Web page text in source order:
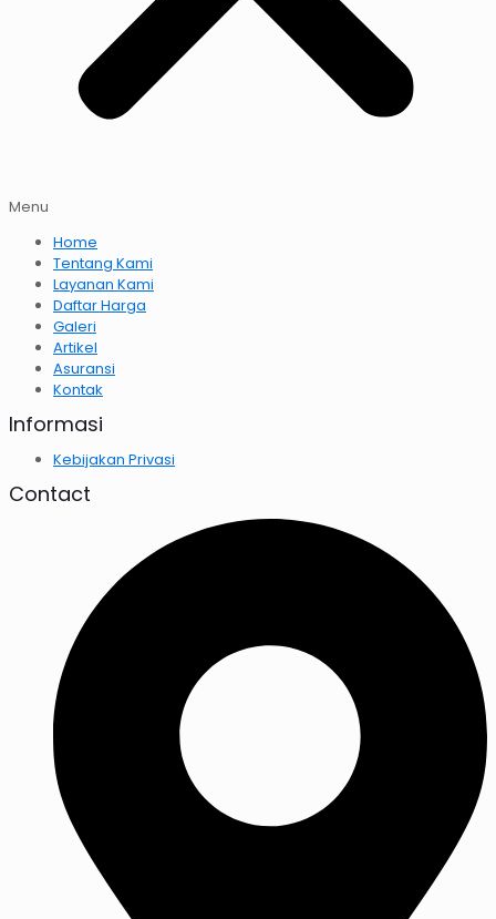
Menu
Home
Tentang Kami
Layanan Kami
Daftar Harga
Galeri
Artikel
Asuransi
Kontak
Informasi
Kebijakan Privasi
Contact